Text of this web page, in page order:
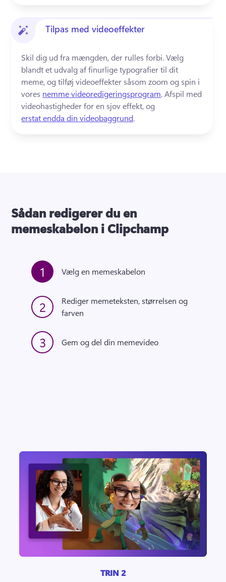
Tilpas med videoeffekter
Skil dig ud fra mængden, der rulles forbi. Vælg
blandt et udvalg af finurlige typografier til dit
meme, og tilføj videoeffekter såsom zoom og spin i
vores nemme videoredigeringsprogram. Afspil med
videohastigheder for en sjov effekt, og
erstat endda din videobaggrund.
Sådan redigerer du en
memeskabelon i Clipchamp
1
2
Rediger memeteksten, størrelsen og
farven
3 Gem og del din memevideo
TRIN 2